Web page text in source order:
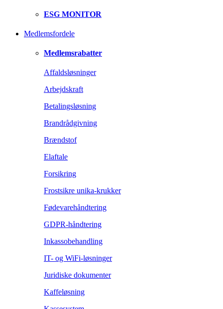
ESG MONITOR
Medlemsfordele
Medlemsrabatter
Affaldsløsninger
Arbejdskraft
Betalingsløsning
Brandrådgivning
Brændstof
Elaftale
Forsikring
Frostsikre unika-krukker
Fødevarehåndtering
GDPR-håndtering
Inkassobehandling
IT- og WiFi-løsninger
Juridiske dokumenter
Kaffeløsning